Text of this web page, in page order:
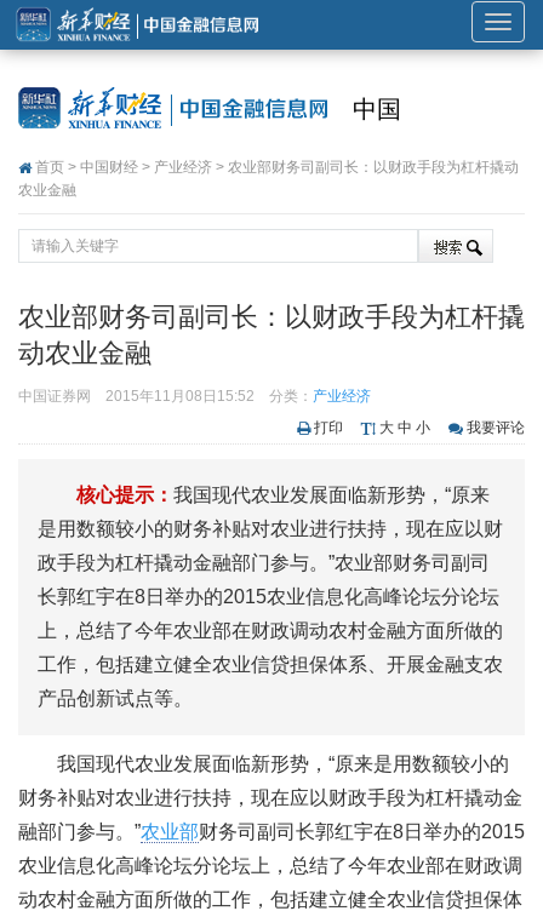
展
开
导
中国
首页 > 中国财经 > 产业经济 > 农业部财务司副司长：以财政手段为杠杆撬动
农业金融
农业部财务司副司长：以财政手段为杠杆撬
动农业金融
中国证券网 2015年11月08日15:52 分类： 产业经济
打印
大 中 小 我要评论
核心提示： 我国现代农业发展面临新形势，“原来
是用数额较小的财务补贴对农业进行扶持，现在应以财
政手段为杠杆撬动金融部门参与。”农业部财务司副司
长郭红宇在8日举办的2015农业信息化高峰论坛分论坛
上，总结了今年农业部在财政调动农村金融方面所做的
工作，包括建立健全农业信贷担保体系、开展金融支农
产品创新试点等。
我国现代农业发展面临新形势，“原来是用数额较小的
财务补贴对农业进行扶持，现在应以财政手段为杠杆撬动金
融部门参与。”农业部财务司副司长郭红宇在8日举办的2015
农业信息化高峰论坛分论坛上，总结了今年农业部在财政调
动农村金融方面所做的工作，包括建立健全农业信贷担保体